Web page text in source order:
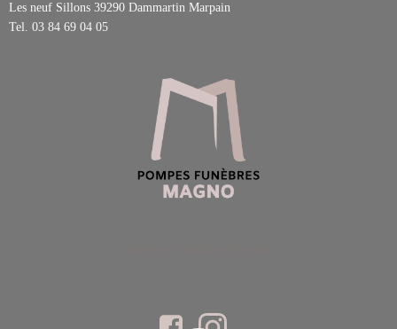
Les neuf Sillons 39290 Dammartin Marpain
Tel. 03 84 69 04 05